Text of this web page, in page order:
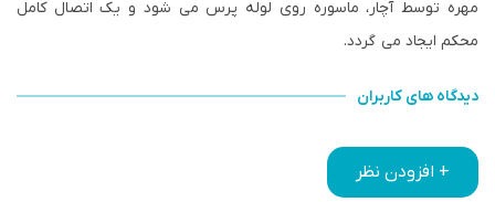
مهره توسط آچار، ماسوره روی لوله پرس می شود و یک اتصال کامل
محکم ایجاد می گردد.
دیدگاه های کاربران
+ افزودن نظر